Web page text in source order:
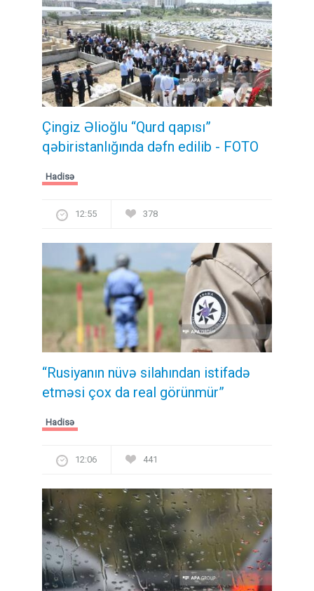
Çingiz Əlioğlu “Qurd qapısı”
qəbiristanlığında dəfn edilib - FOTO
Hadisə
12:55 378
“Rusiyanın nüvə silahından istifadə
etməsi çox da real görünmür”
Hadisə
12:06 441